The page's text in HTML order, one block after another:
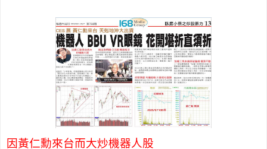
因黃仁勳來台而大炒機器人股